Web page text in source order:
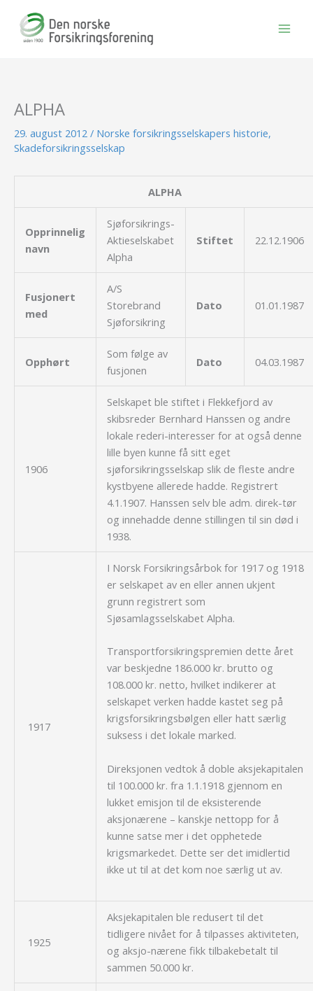
ALPHA
29. august 2012 / Norske forsikringsselskapers historie,
Skadeforsikringsselskap
ALPHA
Opprinnelig
navn
Sjøforsikrings-
Aktieselskabet
Alpha
Stiftet 22.12.1906
Fusjonert
med
A/S
Storebrand
Sjøforsikring
Dato 01.01.1987
Opphørt
Som følge av
fusjonen
Dato 04.03.1987
1906
Selskapet ble stiftet i Flekkefjord av
skibsreder Bernhard Hanssen og andre
lokale rederi-interesser for at også denne
lille byen kunne få sitt eget
sjøforsikringsselskap slik de fleste andre
kystbyene allerede hadde. Registrert
4.1.1907. Hanssen selv ble adm. direk-tør
og innehadde denne stillingen til sin død i
1938.
1917
I Norsk Forsikringsårbok for 1917 og 1918
er selskapet av en eller annen ukjent
grunn registrert som
Sjøsamlagsselskabet Alpha.
Transportforsikringspremien dette året
var beskjedne 186.000 kr. brutto og
108.000 kr. netto, hvilket indikerer at
selskapet verken hadde kastet seg på
krigsforsikringsbølgen eller hatt særlig
suksess i det lokale marked.
Direksjonen vedtok å doble aksjekapitalen
til 100.000 kr. fra 1.1.1918 gjennom en
lukket emisjon til de eksisterende
aksjonærene – kanskje nettopp for å
kunne satse mer i det opphetede
krigsmarkedet. Dette ser det imidlertid
ikke ut til at det kom noe særlig ut av.
1925
Aksjekapitalen ble redusert til det
tidligere nivået for å tilpasses aktiviteten,
og aksjo-nærene fikk tilbakebetalt til
sammen 50.000 kr.